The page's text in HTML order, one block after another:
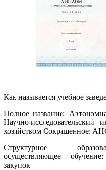
Как называется учебное
Полное название:
Научно-исследовательский
хозяйством Сокращенное:
Структурное
осуществляющее
закупок